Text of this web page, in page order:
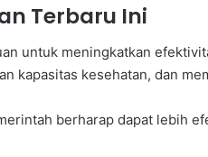
Terbaru Ini
untuk meningkatkan
kapasitas kesehatan, dan
berharap dapat lebih